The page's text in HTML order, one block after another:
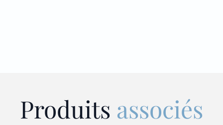
Produits associés